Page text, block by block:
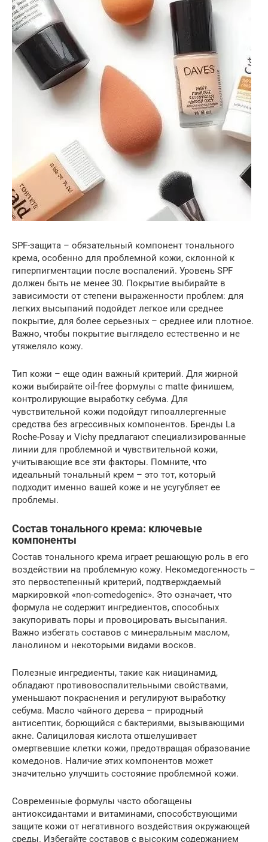
SPF-защита – обязательный компонент тонального
крема, особенно для проблемной кожи, склонной к
гиперпигментации после воспалений. Уровень SPF
должен быть не менее 30. Покрытие выбирайте в
зависимости от степени выраженности проблем: для
легких высыпаний подойдет легкое или среднее
покрытие, для более серьезных – среднее или плотное.
Важно, чтобы покрытие выглядело естественно и не
утяжеляло кожу.
Тип кожи – еще один важный критерий. Для жирной
кожи выбирайте oil-free формулы с matte финишем,
контролирующие выработку себума. Для
чувствительной кожи подойдут гипоаллергенные
средства без агрессивных компонентов. Бренды La
Roche-Posay и Vichy предлагают специализированные
линии для проблемной и чувствительной кожи,
учитывающие все эти факторы. Помните, что
идеальный тональный крем – это тот, который
подходит именно вашей коже и не усугубляет ее
проблемы.
Состав тонального крема: ключевые
компоненты
Состав тонального крема играет решающую роль в его
воздействии на проблемную кожу. Некомедогенность –
это первостепенный критерий, подтверждаемый
маркировкой «non-comedogenic». Это означает, что
формула не содержит ингредиентов, способных
закупоривать поры и провоцировать высыпания.
Важно избегать составов с минеральным маслом,
ланолином и некоторыми видами восков.
Полезные ингредиенты, такие как ниацинамид,
обладают противовоспалительными свойствами,
уменьшают покраснения и регулируют выработку
себума. Масло чайного дерева – природный
антисептик, борющийся с бактериями, вызывающими
акне. Салициловая кислота отшелушивает
омертвевшие клетки кожи, предотвращая образование
комедонов. Наличие этих компонентов может
значительно улучшить состояние проблемной кожи.
Современные формулы часто обогащены
антиоксидантами и витаминами, способствующими
защите кожи от негативного воздействия окружающей
среды. Избегайте составов с высоким содержанием